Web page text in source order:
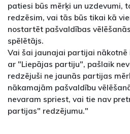
patiesi būs mērķi un uzdevumi,
redzēsim, vai tās būs tikai kā
nostartēt pašvaldības
spēlētājs.
Vai šai jaunajai partijai
ar "Liepājas partiju", pašlaik
redzējuši ne jaunās partijas
nākamajām pašvaldību
nevaram spriest, vai tie nav
partijas" redzējumu."